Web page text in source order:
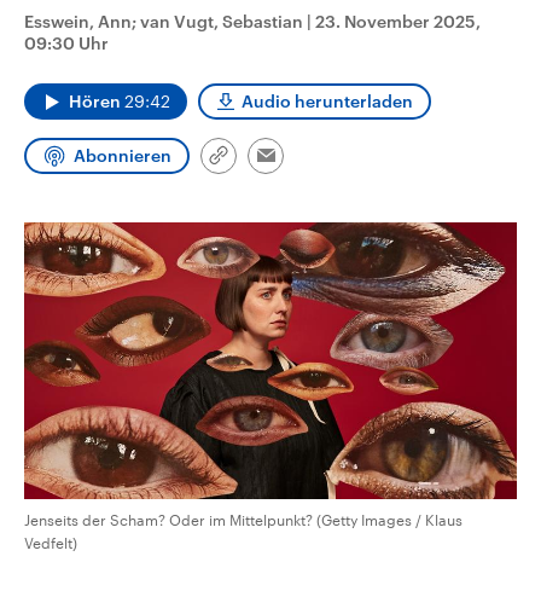
Bundesland von einer Koalition aus
CDU, SPD und FDP regiert.-
Umfragen, Prognosen,
und Hintergründe zu den Parteien
und Kandidaten der anstehenden
mit großem Einfluss auf
aktuelle Weltgeschehen.
Sendungen Programm Podcasts
Audio-Archiv
Esswein, Ann; van Vugt, Sebastian | 23. November 2025,
09:30 Uhr
Hören 29:42 Audio herunterladen
Abonnieren
Link
Email
Jenseits der Scham? Oder im Mittelpunkt? (Getty Images / Klaus
Vedfelt)